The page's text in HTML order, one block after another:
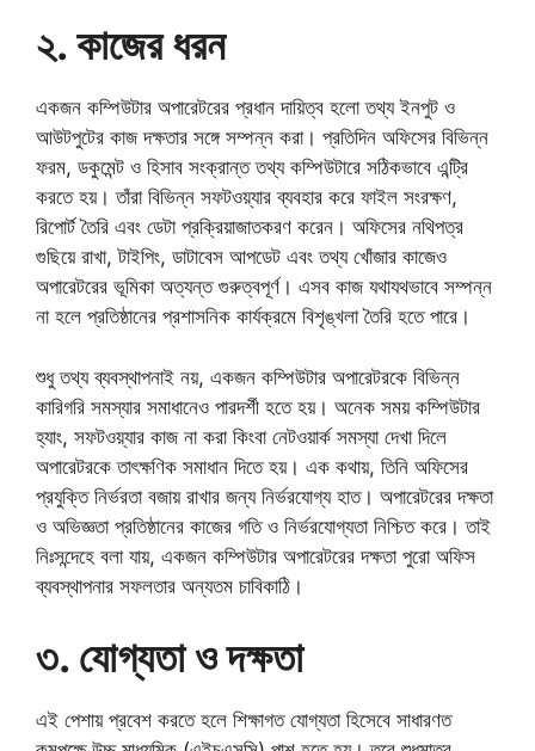
২. কাজের ধরন
একজন কম্পিউটার অপারেটরের প্রধান দায়িত্ব হলো তথ্য ইনপুট ও
আউটপুটের কাজ দক্ষতার সঙ্গে সম্পন্ন করা। প্রতিদিন অফিসের বিভিন্ন
ফরম, ডকুমেন্ট ও হিসাব সংক্রান্ত তথ্য কম্পিউটারে সঠিকভাবে এন্ট্রি
করতে হয়। তাঁরা বিভিন্ন সফটওয়্যার ব্যবহার করে ফাইল সংরক্ষণ,
রিপোর্ট তৈরি এবং ডেটা প্রক্রিয়াজাতকরণ করেন। অফিসের নথিপত্র
গুছিয়ে রাখা, টাইপিং, ডাটাবেস আপডেট এবং তথ্য খোঁজার কাজেও
অপারেটরের ভূমিকা অত্যন্ত গুরুত্বপূর্ণ। এসব কাজ যথাযথভাবে সম্পন্ন
না হলে প্রতিষ্ঠানের প্রশাসনিক কার্যক্রমে বিশৃঙ্খলা তৈরি হতে পারে।
শুধু তথ্য ব্যবস্থাপনাই নয়, একজন কম্পিউটার অপারেটরকে বিভিন্ন
কারিগরি সমস্যার সমাধানেও পারদর্শী হতে হয়। অনেক সময় কম্পিউটার
হ্যাং, সফটওয়্যার কাজ না করা কিংবা নেটওয়ার্ক সমস্যা দেখা দিলে
অপারেটরকে তাৎক্ষণিক সমাধান দিতে হয়। এক কথায়, তিনি অফিসের
প্রযুক্তি নির্ভরতা বজায় রাখার জন্য নির্ভরযোগ্য হাত। অপারেটরের দক্ষতা
ও অভিজ্ঞতা প্রতিষ্ঠানের কাজের গতি ও নির্ভরযোগ্যতা নিশ্চিত করে। তাই
নিঃসন্দেহে বলা যায়, একজন কম্পিউটার অপারেটরের দক্ষতা পুরো অফিস
ব্যবস্থাপনার সফলতার অন্যতম চাবিকাঠি।
৩. যোগ্যতা ও দক্ষতা
এই পেশায় প্রবেশ করতে হলে শিক্ষাগত যোগ্যতা হিসেবে সাধারণত